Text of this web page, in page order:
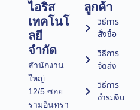
ไอริส
เทคโนโ
ลยี
จำกัด
สำนักงาน
ใหญ่
12/5 ซอย
รามอินทรา
ลูกค้า
วิธีการ
สั่งซื้อ
วิธีการ
จัดส่ง
วิธีการ
ชำระเงิน